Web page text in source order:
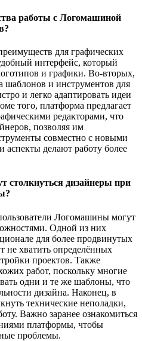
работы с Логомашиной
для графических
интерфейс, который
и графики. Во-вторых,
шаблонов и инструментов для
и легко адаптировать идеи
того, платформа предлагает
редакторами, что
позволяя им
совместно с новыми
делают работу более
столкнуться дизайнеры при
Логомашины могут
Одной из них
для более продвинутых
не хватить определённых
проектов. Также
работ, поскольку многие
одни и те же шаблоны, что
дизайна. Наконец, в
технические неполадки,
Важно заранее ознакомиться
платформы, чтобы
проблемы.